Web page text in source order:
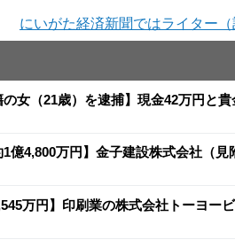
にいがた経済新聞ではライター
の女（21歳）を逮捕】現金42万円と
1億4,800万円】金子建設株式会社（
万円】印刷業の株式会社トーヨー